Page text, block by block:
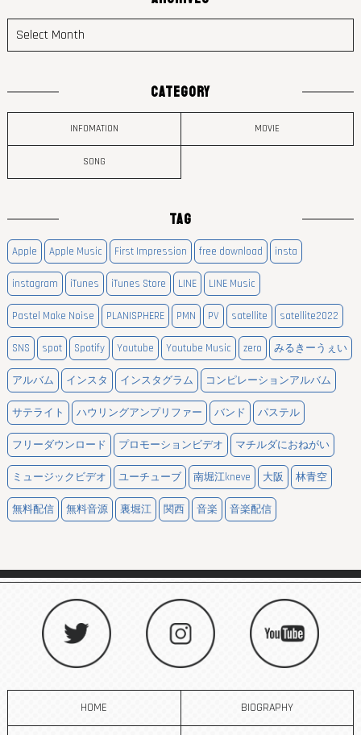
CATEGORY
INFOMATION MOVIE
SONG
TAG
Apple Apple Music First Impression free download insta
instagram iTunes iTunes Store LINE LINE Music
Pastel Make Noise PLANISPHERE PMN PV satellite satellite2022
SNS spot Spotify Youtube Youtube Music zero みるきーうぇい
アルバム インスタ インスタグラム コンピレーションアルバム
サテライト ハウリングアンプリファー バンド パステル
フリーダウンロード プロモーションビデオ マチルダにおねがい
ミュージックビデオ ユーチューブ 南堀江kneve 大阪 林青空
無料配信 無料音源 裏堀江 関西 音楽 音楽配信
HOME BIOGRAPHY